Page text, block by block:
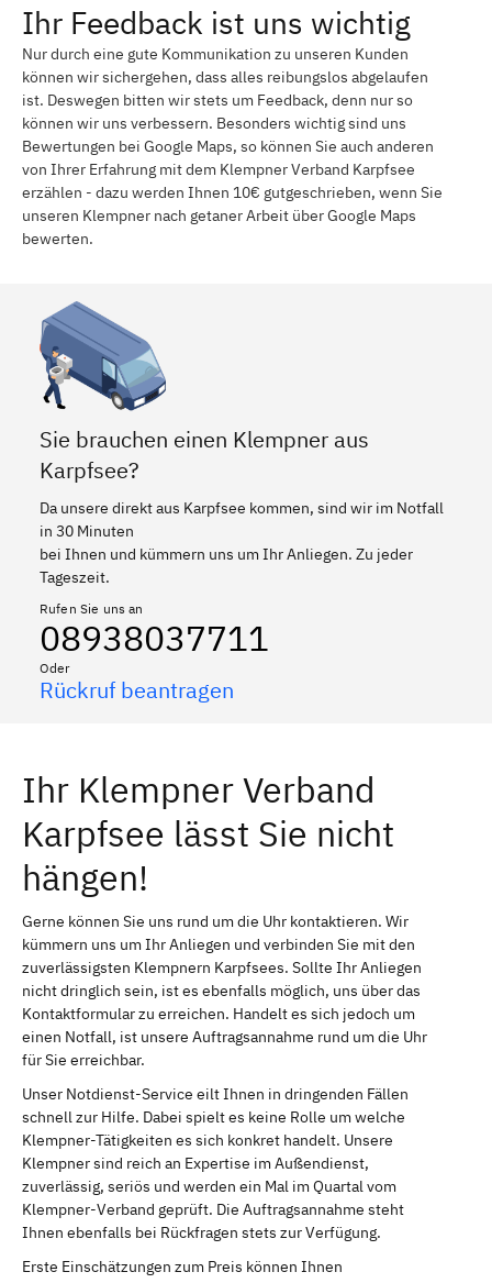
Ihr Feedback ist uns wichtig
Nur durch eine gute Kommunikation zu unseren Kunden
können wir sichergehen, dass alles reibungslos abgelaufen
ist. Deswegen bitten wir stets um Feedback, denn nur so
können wir uns verbessern. Besonders wichtig sind uns
Bewertungen bei Google Maps, so können Sie auch anderen
von Ihrer Erfahrung mit dem Klempner Verband Karpfsee
erzählen - dazu werden Ihnen 10€ gutgeschrieben, wenn Sie
unseren Klempner nach getaner Arbeit über Google Maps
bewerten.
Sie brauchen einen Klempner aus
Karpfsee?
Da unsere direkt aus Karpfsee kommen, sind wir im Notfall
in 30 Minuten
bei Ihnen und kümmern uns um Ihr Anliegen. Zu jeder
Tageszeit.
Rufen Sie uns an
08938037711
Oder
Rückruf beantragen
Ihr Klempner Verband
Karpfsee lässt Sie nicht
hängen!
Gerne können Sie uns rund um die Uhr kontaktieren. Wir
kümmern uns um Ihr Anliegen und verbinden Sie mit den
zuverlässigsten Klempnern Karpfsees. Sollte Ihr Anliegen
nicht dringlich sein, ist es ebenfalls möglich, uns über das
Kontaktformular zu erreichen. Handelt es sich jedoch um
einen Notfall, ist unsere Auftragsannahme rund um die Uhr
für Sie erreichbar.
Unser Notdienst-Service eilt Ihnen in dringenden Fällen
schnell zur Hilfe. Dabei spielt es keine Rolle um welche
Klempner-Tätigkeiten es sich konkret handelt. Unsere
Klempner sind reich an Expertise im Außendienst,
zuverlässig, seriös und werden ein Mal im Quartal vom
Klempner-Verband geprüft. Die Auftragsannahme steht
Ihnen ebenfalls bei Rückfragen stets zur Verfügung.
Erste Einschätzungen zum Preis können Ihnen